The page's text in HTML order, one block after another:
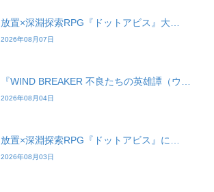
放置×深淵探索RPG『ドットアビス』大…
2026年08月07日
『WIND BREAKER 不良たちの英雄譚（ウ…
2026年08月04日
放置×深淵探索RPG『ドットアビス』に…
2026年08月03日